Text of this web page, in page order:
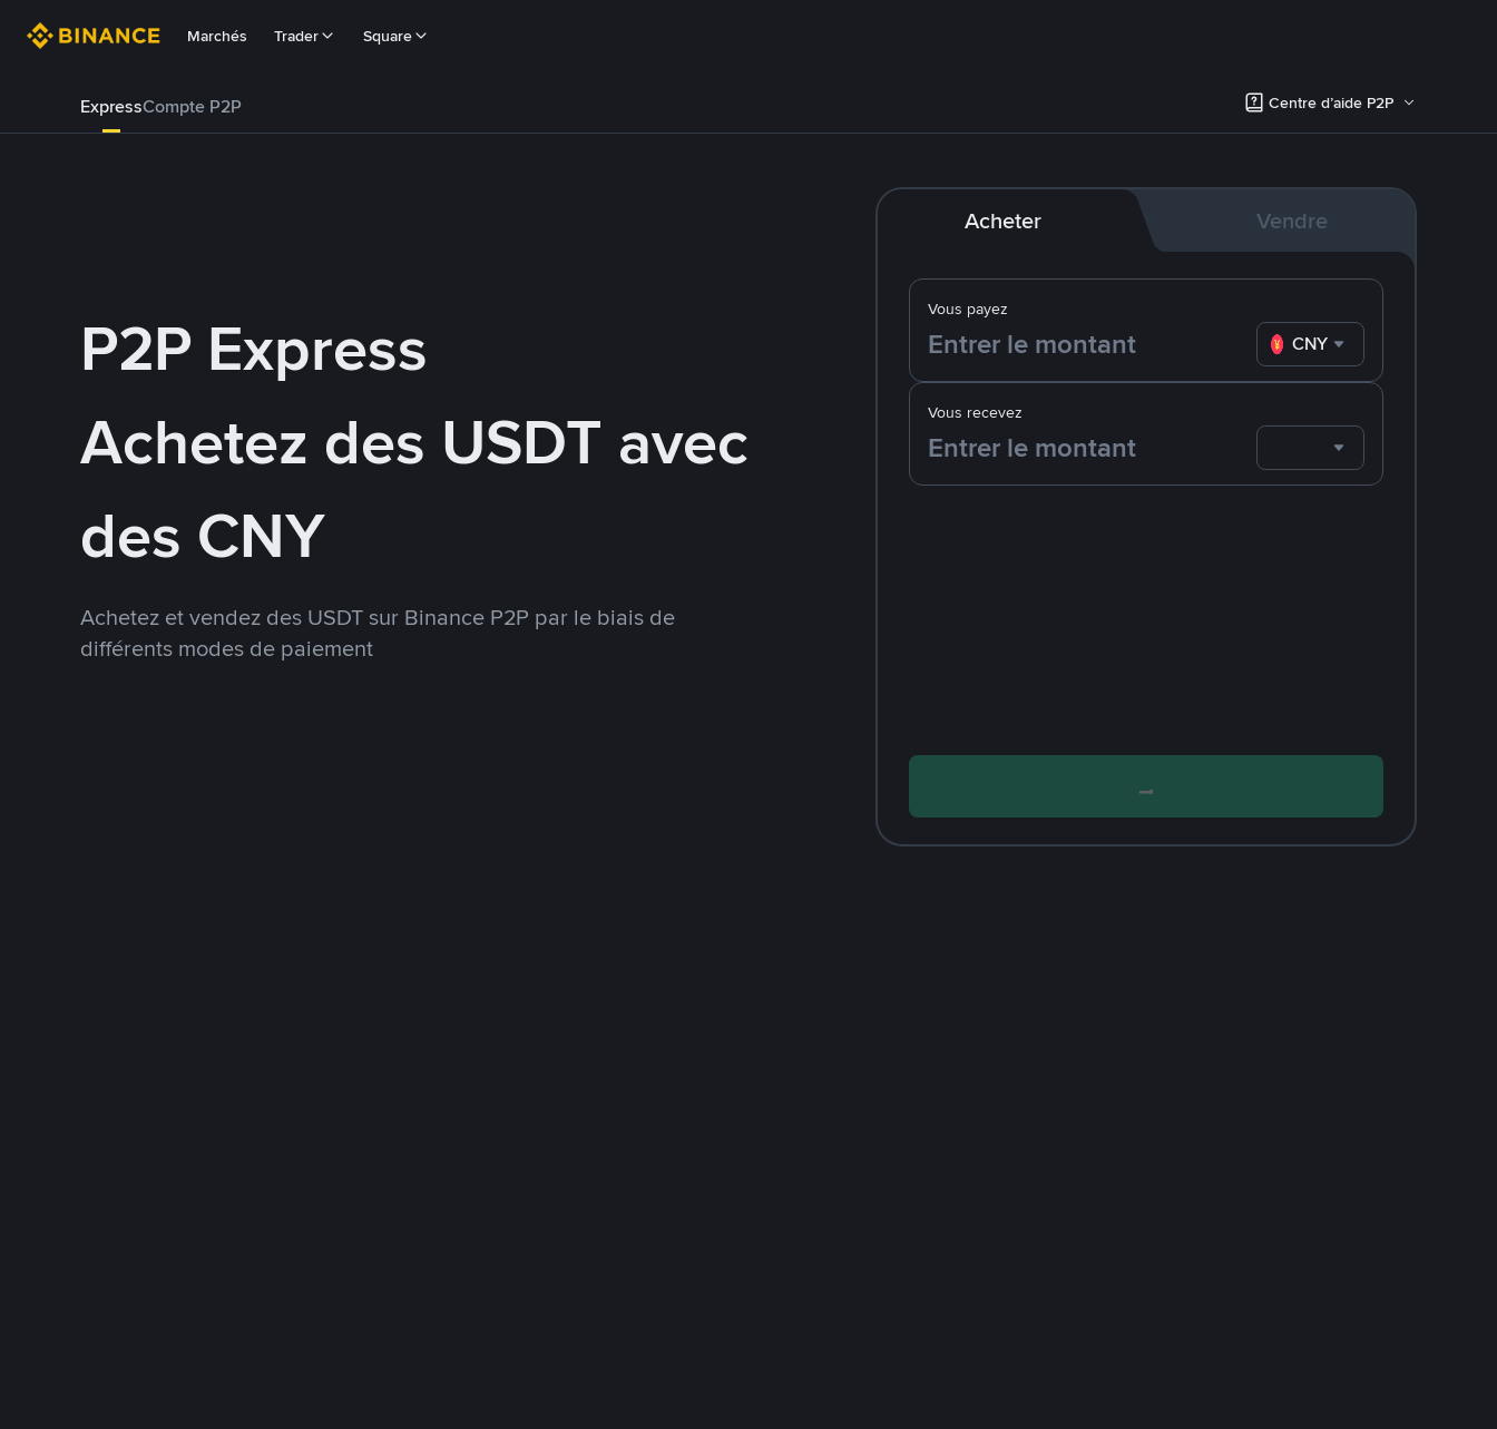
Marchés Trader Square
ExpressCompte P2P Centre d’aide P2P
P2P Express
Achetez des USDT avec
des CNY
Achetez et vendez des USDT sur Binance P2P par le biais de
différents modes de paiement
Acheter Vendre
Vous payez
CNY
Vous recevez